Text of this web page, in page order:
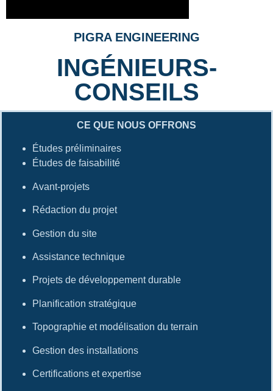
PIGRA ENGINEERING
INGÉNIEURS-
CONSEILS
CE QUE NOUS OFFRONS
Études préliminaires
Études de faisabilité
Avant-projets
Rédaction du projet
Gestion du site
Assistance technique
Projets de développement durable
Planification stratégique
Topographie et modélisation du terrain
Gestion des installations
Certifications et expertise